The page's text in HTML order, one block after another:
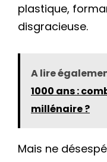
plastique,
disgracieuse.
A lire
1000 ans :
millénaire ?
Mais ne